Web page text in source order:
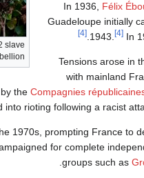
slave
In 1936, Félix
Guadeloupe initially
1943.
[4] In
[4]
Tensions arose in
with mainland
the Compagnies
into rioting following a racist
1970s, prompting France to
for complete
groups such as